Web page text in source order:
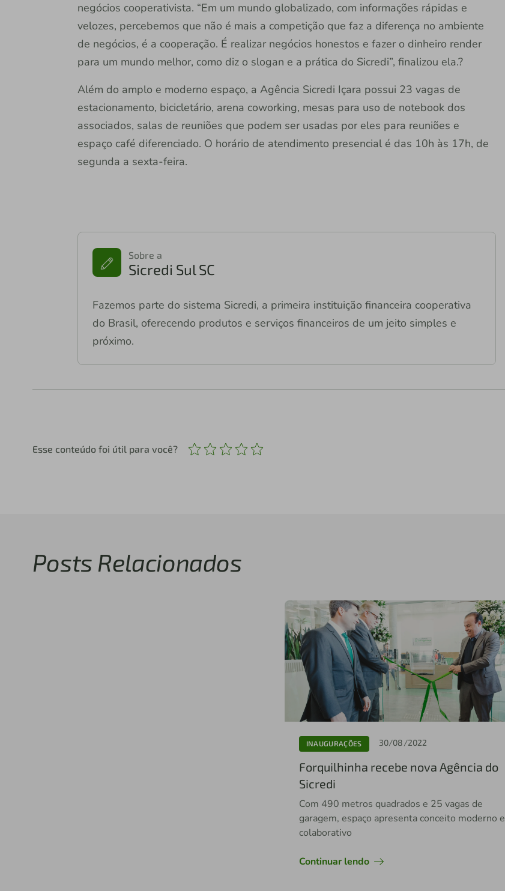
negócios cooperativista. “Em um mundo globalizado, com informações rápidas e
velozes, percebemos que não é mais a competição que faz a diferença no ambiente
de negócios, é a cooperação. É realizar negócios honestos e fazer o dinheiro render
para um mundo melhor, como diz o slogan e a prática do Sicredi”, finalizou ela.?
Além do amplo e moderno espaço, a Agência Sicredi Içara possui 23 vagas de
estacionamento, bicicletário, arena coworking, mesas para uso de notebook dos
associados, salas de reuniões que podem ser usadas por eles para reuniões e
espaço café diferenciado. O horário de atendimento presencial é das 10h às 17h, de
segunda a sexta-feira.
Sobre a
Sicredi Sul SC
Fazemos parte do sistema Sicredi, a primeira instituição financeira cooperativa
do Brasil, oferecendo produtos e serviços financeiros de um jeito simples e
próximo.
Esse conteúdo foi útil para você?
Posts Relacionados
INAUGURAÇÕES 30/08/2022
Forquilhinha recebe nova Agência do
Sicredi
Com 490 metros quadrados e 25 vagas de
garagem, espaço apresenta conceito moderno e
colaborativo
Continuar lendo